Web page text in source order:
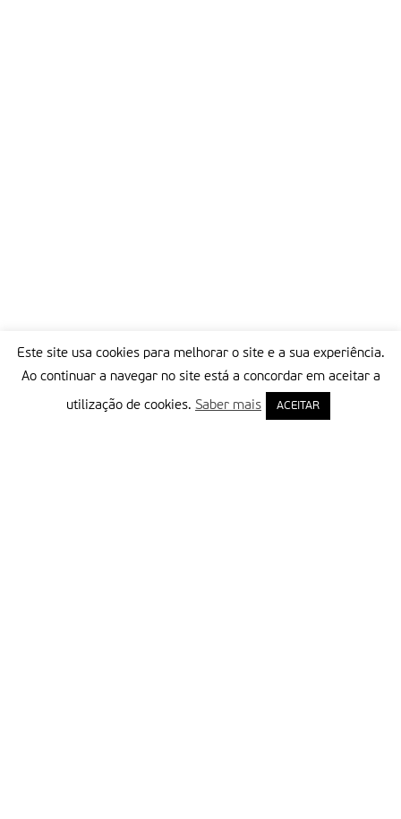
Este site usa cookies para melhorar o site e a sua experiência.
Ao continuar a navegar no site está a concordar em aceitar a
utilização de cookies. Saber mais ACEITAR